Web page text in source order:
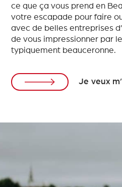
ce que ça vous prend en
votre escapade pour faire
avec de belles entreprises
de vous impressionner par
typiquement beauceronne.
Je veux